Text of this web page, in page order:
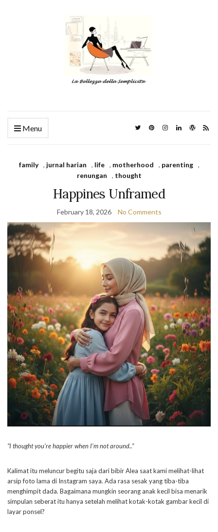
Menu
family , jurnal harian , life , motherhood , parenting
,
renungan
, thought
Happines Unframed
February 18, 2026 No Comments
“I thought you’re happier when I’m not around..”
Kalimat itu meluncur begitu saja dari bibir Alea saat kami melihat-lihat
arsip foto lama di Instagram saya. Ada rasa sesak yang tiba-tiba
menghimpit dada. Bagaimana mungkin seorang anak kecil bisa menarik
simpulan seberat itu hanya setelah melihat kotak-kotak gambar kecil di
layar ponsel?